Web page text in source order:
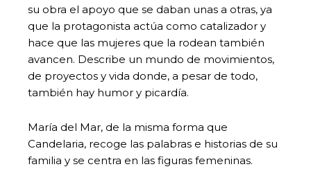
su obra el apoyo que se daban unas a otras, ya
que la protagonista actúa como catalizador y
hace que las mujeres que la rodean también
avancen. Describe un mundo de movimientos,
de proyectos y vida donde, a pesar de todo,
también hay humor y picardía.
María del Mar, de la misma forma que
Candelaria, recoge las palabras e historias de su
familia y se centra en las figuras femeninas.